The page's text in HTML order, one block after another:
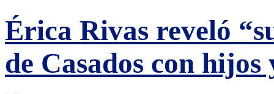
Érica Rivas reveló
de Casados con